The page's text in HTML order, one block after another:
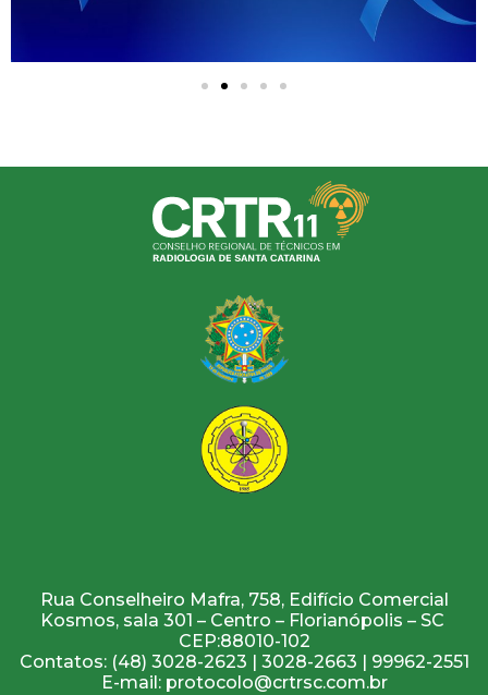
Rua Conselheiro Mafra, 758, Edifício Comercial
Kosmos, sala 301 – Centro – Florianópolis – SC
CEP:88010-102
Contatos: (48) 3028-2623 | 3028-2663 | 99962-2551
E-mail: protocolo@crtrsc.com.br